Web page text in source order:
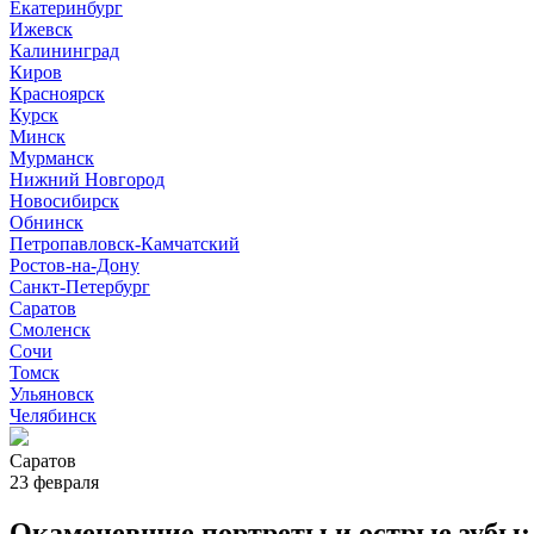
Екатеринбург
Ижевск
Калининград
Киров
Красноярск
Курск
Минск
Мурманск
Нижний Новгород
Новосибирск
Обнинск
Петропавловск-Камчатский
Ростов-на-Дону
Санкт-Петербург
Саратов
Смоленск
Сочи
Томск
Ульяновск
Челябинск
Саратов
23 февраля